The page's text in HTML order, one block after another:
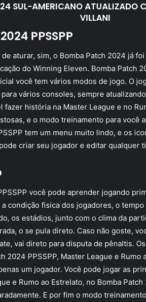
SUL-AMERICANO ATUALIZADO
VILLANI
PPSSPP
aturar, sim, o Bomba Patch 2024 já
do Winning Eleven. Bomba Patch
você tem vários modos de jogo. O
vários consoles, sempre
história na Master League e no
e o modo treinamento para você
tem um menu muito lindo, e os
criar seu jogador e editar qualquer
você pode aprender jogando
condição fisica dos jogadores, o
os estádios, junto com o clima da
o se pula direto. Caso não goste,
vai direto para disputa de pênaltis.
2024 PPSSPP, Master League e
um jogador. Você pode jogar as
e Rumo ao Estrelato, no Bomba
E por fim o modo